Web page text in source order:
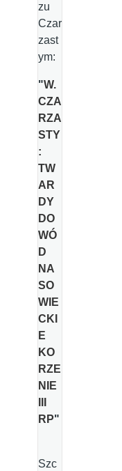
zu
Czar
zast
ym:
"W.
CZA
RZA
STY
:
TW
AR
DY
DO
WÓ
D
NA
SO
WIE
CKI
E
KO
RZE
NIE
RP"
Szc